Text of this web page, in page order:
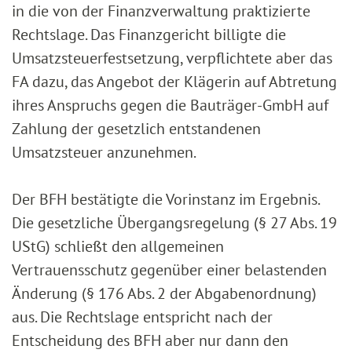
in die von der Finanzverwaltung praktizierte
Rechtslage. Das Finanzgericht billigte die
Umsatzsteuerfestsetzung, verpflichtete aber das
FA dazu, das Angebot der Klägerin auf Abtretung
ihres Anspruchs gegen die Bauträger-GmbH auf
Zahlung der gesetzlich entstandenen
Umsatzsteuer anzunehmen.
Der BFH bestätigte die Vorinstanz im Ergebnis.
Die gesetzliche Übergangsregelung (§ 27 Abs. 19
UStG) schließt den allgemeinen
Vertrauensschutz gegenüber einer belastenden
Änderung (§ 176 Abs. 2 der Abgabenordnung)
aus. Die Rechtslage entspricht nach der
Entscheidung des BFH aber nur dann den